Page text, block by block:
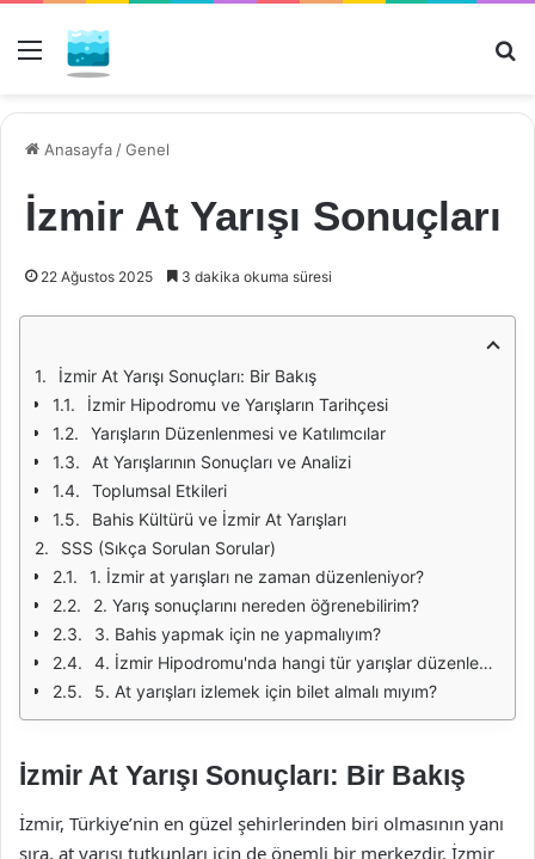
Menü
Anasayfa /Genel
İzmir At Yarışı Sonuçları
22 Ağustos 2025 3 dakika okuma süresi
İzmir At Yarışı Sonuçları: Bir Bakış
İzmir Hipodromu ve Yarışların Tarihçesi
Yarışların Düzenlenmesi ve Katılımcılar
At Yarışlarının Sonuçları ve Analizi
Toplumsal Etkileri
Bahis Kültürü ve İzmir At Yarışları
SSS (Sıkça Sorulan Sorular)
1. İzmir at yarışları ne zaman düzenleniyor?
2. Yarış sonuçlarını nereden öğrenebilirim?
3. Bahis yapmak için ne yapmalıyım?
4. İzmir Hipodromu'nda hangi tür yarışlar düzenleniyor?
5. At yarışları izlemek için bilet almalı mıyım?
İzmir At Yarışı Sonuçları: Bir Bakış
İzmir, Türkiye’nin en güzel şehirlerinden biri olmasının yanı
sıra, at yarışı tutkunları için de önemli bir merkezdir. İzmir